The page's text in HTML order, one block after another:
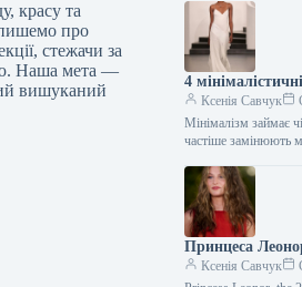
красу та
про
стежачи за
Наша мета —
вишуканий
4
Ксенія Савчук
Мінімалізм займає
частіше замінюють
Принцеса
Ксенія Савчук